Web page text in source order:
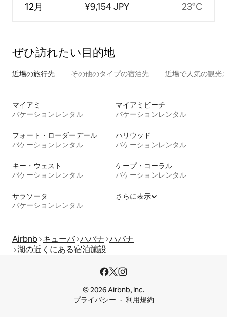
12月 ¥9,154 JPY 23°C
ぜひ訪⁠れ⁠た⁠い目⁠的⁠地
近場の旅行先 その他のタ⁠イ⁠プ⁠の宿⁠泊⁠先 近場で人気の観光
マイアミ
バケーションレンタル
マイアミビーチ
バケーションレンタル
フォート・ローダーデール
バケーションレンタル
ハリウッド
バケーションレンタル
キー・ウェスト
バケーションレンタル
ケープ・コーラル
バケーションレンタル
サラソータ
バケーションレンタル
さらに表示
Airbnb キューバ ハバナ ハバナ
湖の近くにある宿泊施設
© 2026 Airbnb, Inc.
プライバシー
利用規約